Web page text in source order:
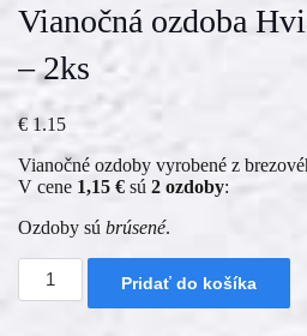
Vianočná ozdoba
– 2ks
€ 1.15
Vianočné ozdoby vyrobené z
V cene 1,15 € sú 2 ozdoby:
Ozdoby sú brúsené.
množstvo
Vianočná
Pridať do košíka